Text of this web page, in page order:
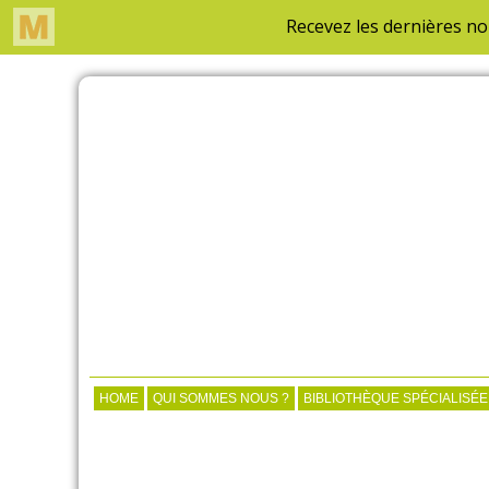
HOME QUI SOMMES NOUS ? BIBLIOTHÈQUE SPÉCIALISÉE